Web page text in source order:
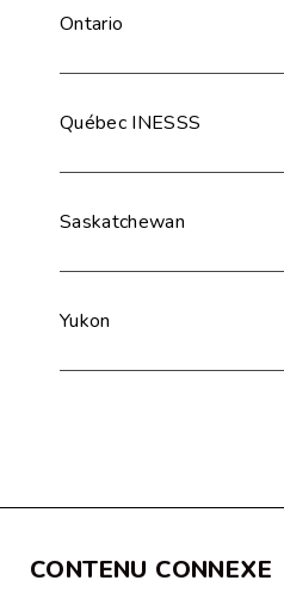
Ontario
Québec INESSS
Saskatchewan
Yukon
CONTENU CONNEXE